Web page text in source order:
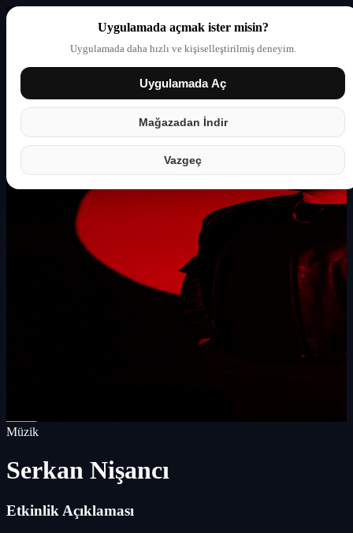
Uygulamada açmak ister misin?
Uygulamada daha hızlı ve kişiselleştirilmiş deneyim.
Uygulamada Aç
Mağazadan İndir
Vazgeç
Giriş yap Partner
Müzik
Serkan Nişancı
Etkinlik Açıklaması